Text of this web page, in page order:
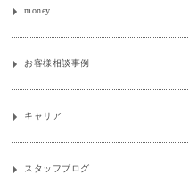
money
お客様相談事例
キャリア
スタッフブログ